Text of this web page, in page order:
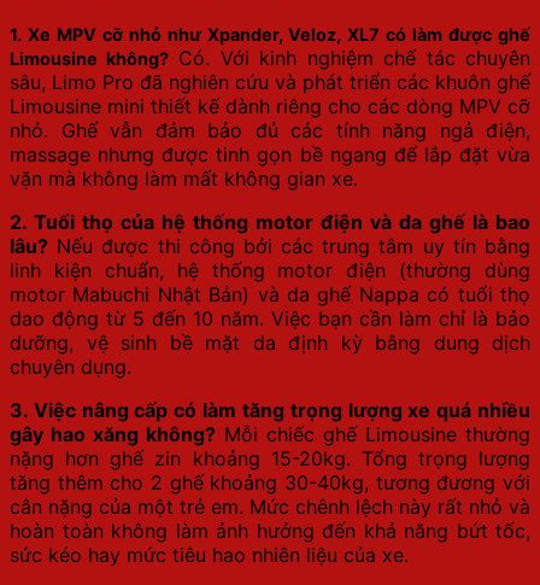
1. Xe MPV cỡ nhỏ như Xpander, Veloz, XL7 có làm được ghế
Limousine không?Có. Với kinh nghiệm chế tác chuyên
sâu, Limo Pro đã nghiên cứu và phát triển các khuôn ghế
Limousine mini thiết kế dành riêng cho các dòng MPV cỡ
nhỏ. Ghế vẫn đảm bảo đủ các tính năng ngả điện,
massage nhưng được tinh gọn bề ngang để lắp đặt vừa
vặn mà không làm mất không gian xe.
2. Tuổi thọ của hệ thống motor điện và da ghế là bao
lâu? Nếu được thi công bởi các trung tâm uy tín bằng
linh kiện chuẩn, hệ thống motor điện (thường dùng
motor Mabuchi Nhật Bản) và da ghế Nappa có tuổi thọ
dao động từ 5 đến 10 năm. Việc bạn cần làm chỉ là bảo
dưỡng, vệ sinh bề mặt da định kỳ bằng dung dịch
chuyên dụng.
3. Việc nâng cấp có làm tăng trọng lượng xe quá nhiều
gây hao xăng không? Mỗi chiếc ghế Limousine thường
nặng hơn ghế zin khoảng 15-20kg. Tổng trọng lượng
tăng thêm cho 2 ghế khoảng 30-40kg, tương đương với
cân nặng của một trẻ em. Mức chênh lệch này rất nhỏ và
hoàn toàn không làm ảnh hưởng đến khả năng bứt tốc,
sức kéo hay mức tiêu hao nhiên liệu của xe.